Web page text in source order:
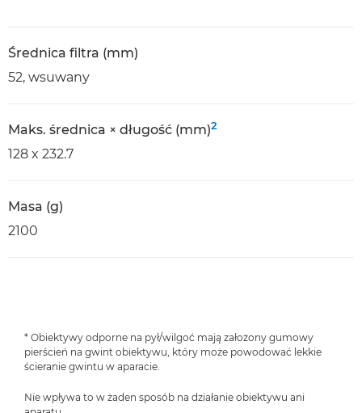
Średnica filtra (mm)
52, wsuwany
Maks. średnica × długość (mm)2
128 x 232.7
Masa (g)
2100
* Obiektywy odporne na pył/wilgoć mają założony gumowy
pierścień na gwint obiektywu, który może powodować lekkie
ścieranie gwintu w aparacie.
Nie wpływa to w żaden sposób na działanie obiektywu ani